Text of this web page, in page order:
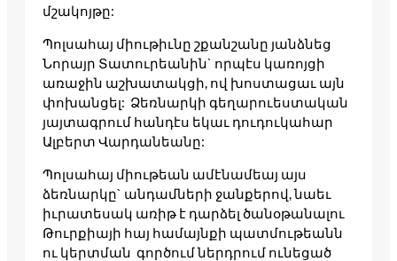
մշակոյթը:
Պոլսահայ միութիւնը շքանշանը յանձնեց
Նորայր Տատուրեանին` որպէս կառոյցի
առաջին աշխատակցի, ով խոստացաւ այն
փոխանցել: Ձեռնարկի գեղարուեստական
յայտագրում հանդէս եկաւ դուդուկահար
Ալբերտ Վարդանեանը:
Պոլսահայ միութեան ամէնամեայ այս
ձեռնարկը` անդամների ջանքերով, նաեւ
իւրատեսակ առիթ է դարձել ծանօթանալու
Թուրքիայի հայ համայնքի պատմութեանն
ու կերտման գործում ներդրում ունեցած